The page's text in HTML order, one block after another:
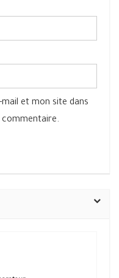
et mon site dans